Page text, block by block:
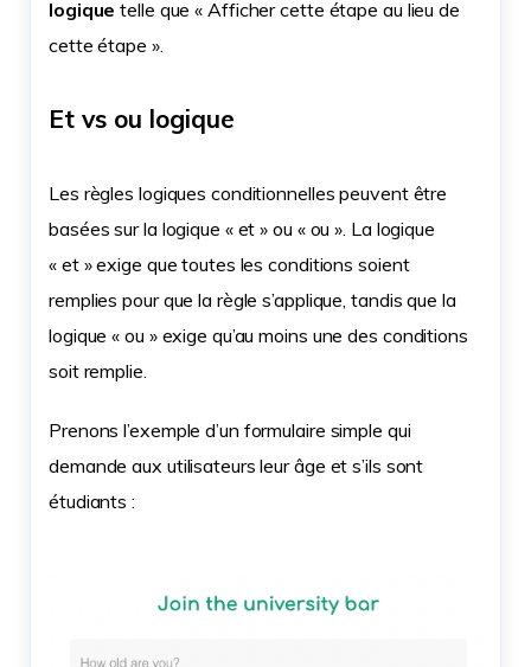
logique telle que « Afficher cette étape au lieu de
cette étape ».
Et vs ou logique
Les règles logiques conditionnelles peuvent être
basées sur la logique « et » ou « ou ». La logique
« et » exige que toutes les conditions soient
remplies pour que la règle s’applique, tandis que la
logique « ou » exige qu’au moins une des conditions
soit remplie.
Prenons l’exemple d’un formulaire simple qui
demande aux utilisateurs leur âge et s’ils sont
étudiants :